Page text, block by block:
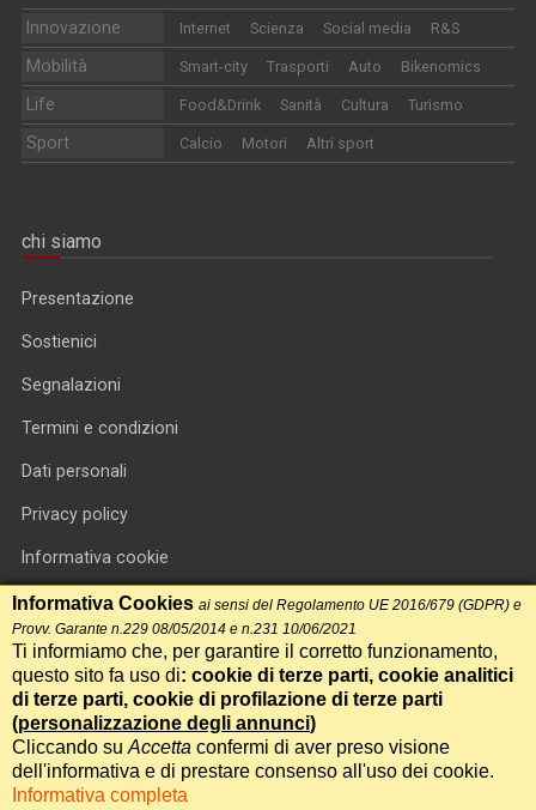
Innovazione Internet Scienza Social media R&S
Mobilità Smart-city Trasporti Auto Bikenomics
Life Food&Drink Sanità Cultura Turismo
Sport Calcio Motori Altri sport
chi siamo
Presentazione
Sostienici
Segnalazioni
Termini e condizioni
Dati personali
Privacy policy
Informativa cookie
RSS feed
RSS Top News
Contatti
International Communication S.r.l. • P.IVA 14478081004 • Testata
giornalistica n.191, reg. Tribunale di Roma del 14/12/2017
Informativa Cookies ai sensi del Regolamento UE 2016/679 (GDPR) e
Provv. Garante n.229 08/05/2014 e n.231 10/06/2021
Ti informiamo che, per garantire il corretto funzionamento,
questo sito fa uso di: cookie di terze parti, cookie analitici
di terze parti, cookie di profilazione di terze parti
(personalizzazione degli annunci)
Cliccando su Accetta confermi di aver preso visione
dell'informativa e di prestare consenso all'uso dei cookie.
Informativa completa